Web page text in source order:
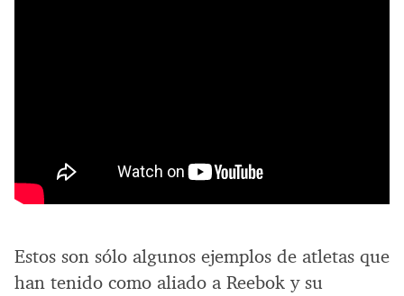
Estos son sólo algunos ejemplos de atletas que
han tenido como aliado a Reebok y su